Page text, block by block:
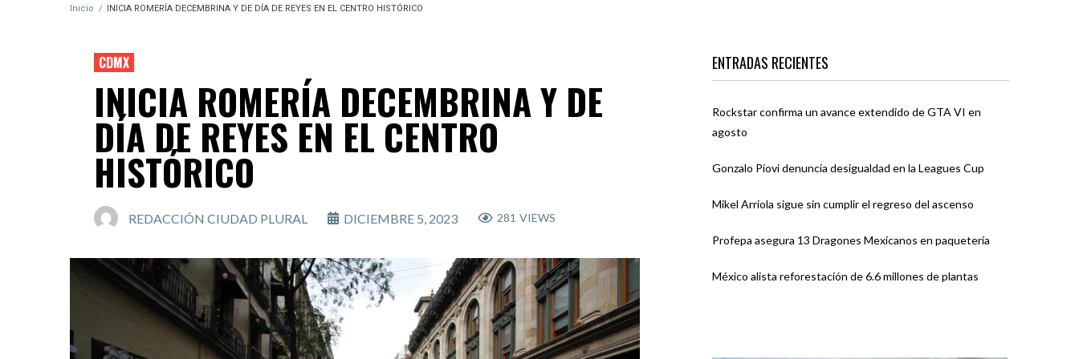
Inicio / INICIA ROMERÍA DECEMBRINA Y DE DÍA DE REYES EN EL CENTRO HISTÓRICO
CDMX
INICIA ROMERÍA DECEMBRINA Y DE
DÍA DE REYES EN EL CENTRO
HISTÓRICO
REDACCIÓN CIUDAD PLURAL DICIEMBRE 5, 2023 281 VIEWS
ENTRADAS RECIENTES
Rockstar confirma un avance extendido de GTA VI en
agosto
Gonzalo Piovi denuncia desigualdad en la Leagues Cup
Mikel Arriola sigue sin cumplir el regreso del ascenso
Profepa asegura 13 Dragones Mexicanos en paquetería
México alista reforestación de 6.6 millones de plantas